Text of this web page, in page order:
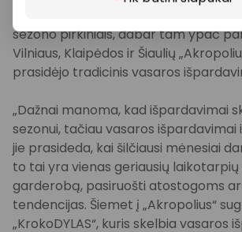
sezono pirkiniais, dabar tam ypač
Vilniaus, Klaipėdos ir Šiaulių
prasidėjo tradicinis vasaros
„Dažnai manoma, kad išpardavimai
sezonui, tačiau vasaros išpardavimai
jie prasideda, kai šilčiausi mėnesiai
to tai yra vienas geriausių
garderobą, pasiruošti atostogoms
tendencijas. Šiemet į „Akropolius“
„KrokoDYLAS“, kuris skelbia vasaros